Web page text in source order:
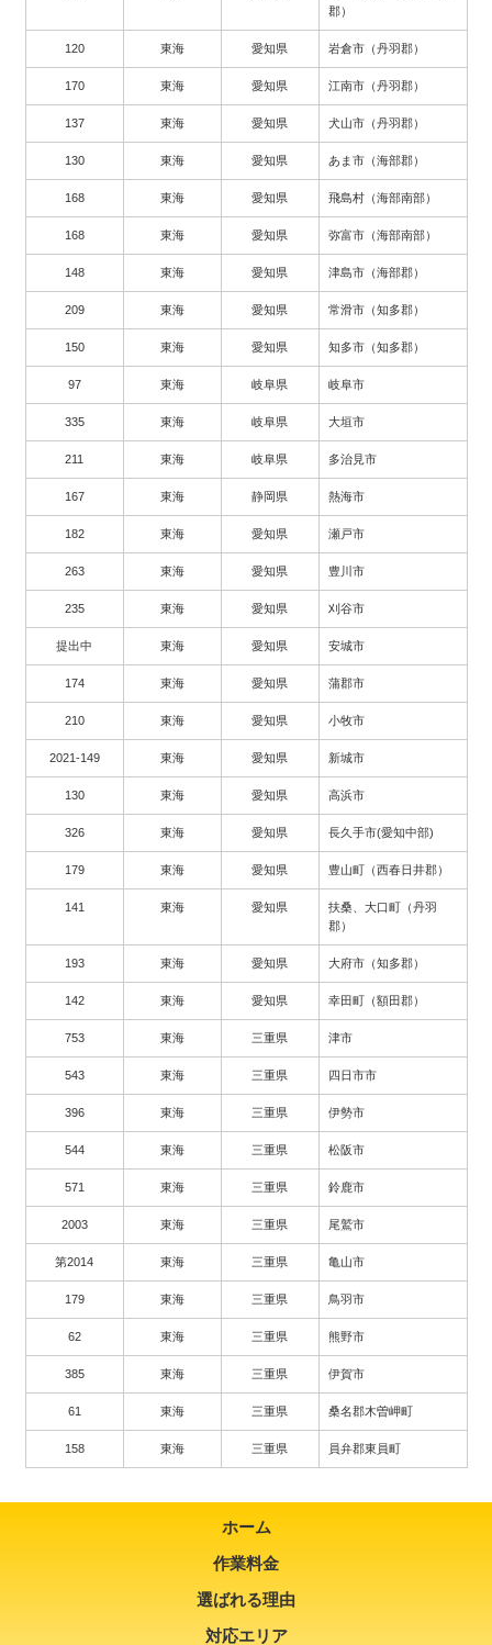
郡）
120 東海 愛知県 岩倉市（丹羽郡）
170 東海 愛知県 江南市（丹羽郡）
137 東海 愛知県 犬山市（丹羽郡）
130 東海 愛知県 あま市（海部郡）
168 東海 愛知県 飛島村（海部南部）
168 東海 愛知県 弥富市（海部南部）
148 東海 愛知県 津島市（海部郡）
209 東海 愛知県 常滑市（知多郡）
150 東海 愛知県 知多市（知多郡）
97 東海 岐阜県 岐阜市
335 東海 岐阜県 大垣市
211 東海 岐阜県 多治見市
167 東海 静岡県 熱海市
182 東海 愛知県 瀬戸市
263 東海 愛知県 豊川市
235 東海 愛知県 刈谷市
提出中 東海 愛知県 安城市
174 東海 愛知県 蒲郡市
210 東海 愛知県 小牧市
2021-149 東海 愛知県 新城市
130 東海 愛知県 高浜市
326 東海 愛知県 長久手市(愛知中部)
179 東海 愛知県 豊山町（西春日井郡）
141 東海 愛知県
扶桑、大口町（丹羽
郡）
193 東海 愛知県 大府市（知多郡）
142 東海 愛知県 幸田町（額田郡）
753 東海 三重県 津市
543 東海 三重県 四日市市
396 東海 三重県 伊勢市
544 東海 三重県 松阪市
571 東海 三重県 鈴鹿市
2003 東海 三重県 尾鷲市
第2014 東海 三重県 亀山市
179 東海 三重県 鳥羽市
62 東海 三重県 熊野市
385 東海 三重県 伊賀市
61 東海 三重県 桑名郡木曽岬町
158 東海 三重県 員弁郡東員町
ホーム
作業料金
選ばれる理由
対応エリア